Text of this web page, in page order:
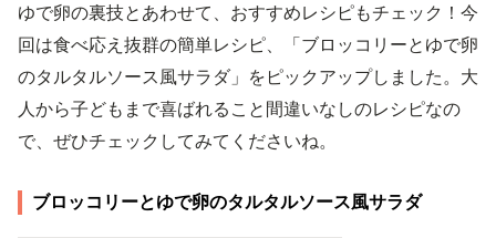
ゆで卵の裏技とあわせて、おすすめレシピもチェック！今
回は食べ応え抜群の簡単レシピ、「ブロッコリーとゆで卵
のタルタルソース風サラダ」をピックアップしました。大
人から子どもまで喜ばれること間違いなしのレシピなの
で、ぜひチェックしてみてくださいね。
ブロッコリーとゆで卵のタルタルソース風サラダ